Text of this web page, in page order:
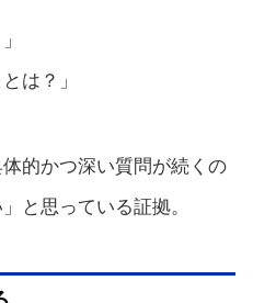
は？」
的かつ深い質問が続くの
と思っている証拠。